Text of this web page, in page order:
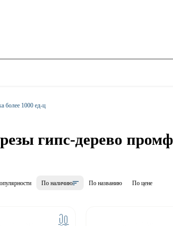
более 1000 ед-ц
гипс-дерево
По наличию По названию По цене